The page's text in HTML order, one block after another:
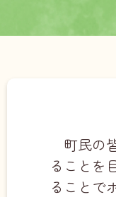
町民の
ることを
ることで